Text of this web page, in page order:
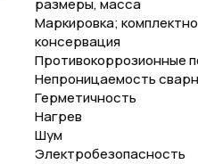
размеры, масса
Маркировка;
консервация
Противокоррозионные
Непроницаемость
Герметичность
Нагрев
Шум
Электробезопасность